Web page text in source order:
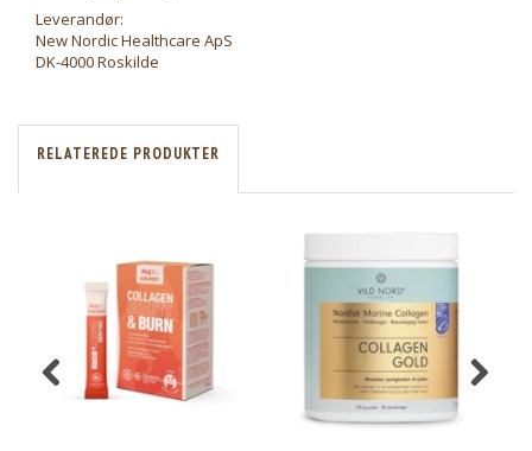
Leverandør:
New Nordic Healthcare ApS
DK-4000 Roskilde
RELATEREDE PRODUKTER